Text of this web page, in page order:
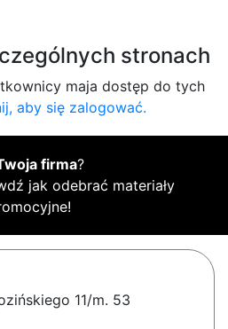
stronach
maja dostęp do tych
aby się zalogować.
firma?
jak odebrać materiały
11/m. 53